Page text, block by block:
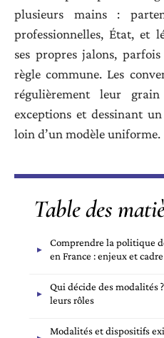
plusieurs mains :
professionnelles, État, et
ses propres jalons,
règle commune. Les
régulièrement leur
exceptions et dessinant
loin d’un modèle uniforme.
Table des
Comprendre la politique
en France : enjeux et
Qui décide des modalités
leurs rôles
Modalités et dispositifs